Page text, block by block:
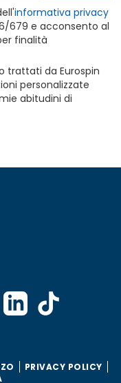
informativa privacy
679 e acconsento al
finalità
trattati da Eurospin
personalizzate
abitudini di
PRIVACY POLICY